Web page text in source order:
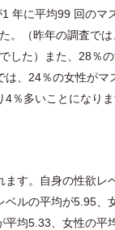
年に平均99 回のマ
。（昨年の調査で
した）また、28％
、24％の女性がマ
％多いことになりま
す。自身の性欲レ
ルの平均が5.95、
均5.33、女性の平